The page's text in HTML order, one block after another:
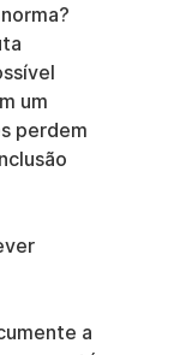
um
perdem
a